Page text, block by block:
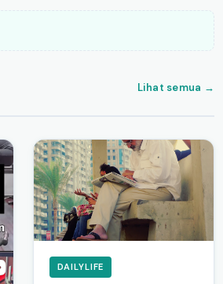
Lihat semua →
DAILYLIFE